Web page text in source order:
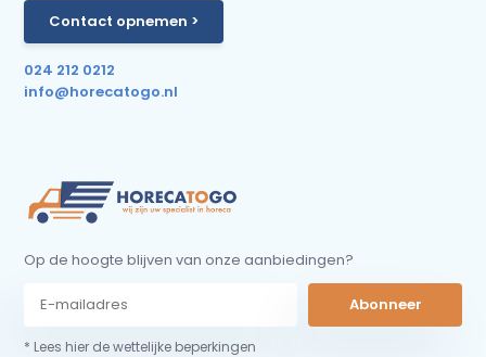
Contact opnemen >
024 212 0212
info@horecatogo.nl
Op de hoogte blijven van onze aanbiedingen?
Abonneer
* Lees hier de wettelijke beperkingen